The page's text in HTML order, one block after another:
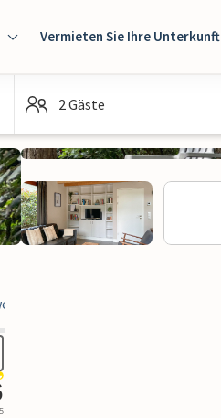
Vermieten Sie Ihre Unterkunft
2 Gäste